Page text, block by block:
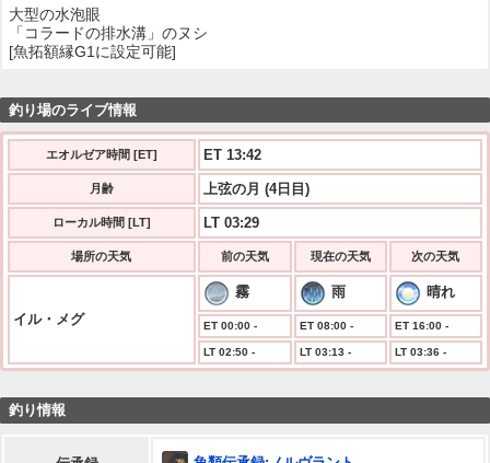
大型の水泡眼
「コラードの排水溝」のヌシ
[魚拓額縁G1に設定可能]
釣り場のライブ情報
エオルゼア時間 [ET] ET 13:42
月齢 上弦の月 (4日目)
ローカル時間 [LT] LT 03:29
場所の天気 前の天気 現在の天気 次の天気
イル・メグ
霧 雨 晴れ
ET 00:00 - ET 08:00 - ET 16:00 -
LT 02:50 - LT 03:13 - LT 03:36 -
釣り情報